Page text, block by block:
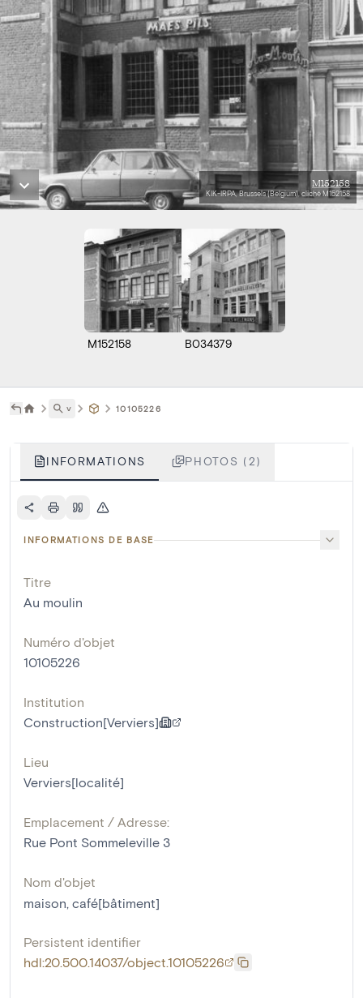
M152158
KIK-IRPA, Brussels (Belgium), cliché M152158
M152158 B034379
˅ 10105226
INFORMATIONS PHOTOS (2)
INFORMATIONS DE BASE
Titre
Au moulin
Numéro d'objet
10105226
Institution
Construction[Verviers]
Lieu
Verviers[localité]
Emplacement / Adresse:
Rue Pont Sommeleville 3
Nom d'objet
maison, café[bâtiment]
Persistent identifier
hdl:20.500.14037/object.10105226